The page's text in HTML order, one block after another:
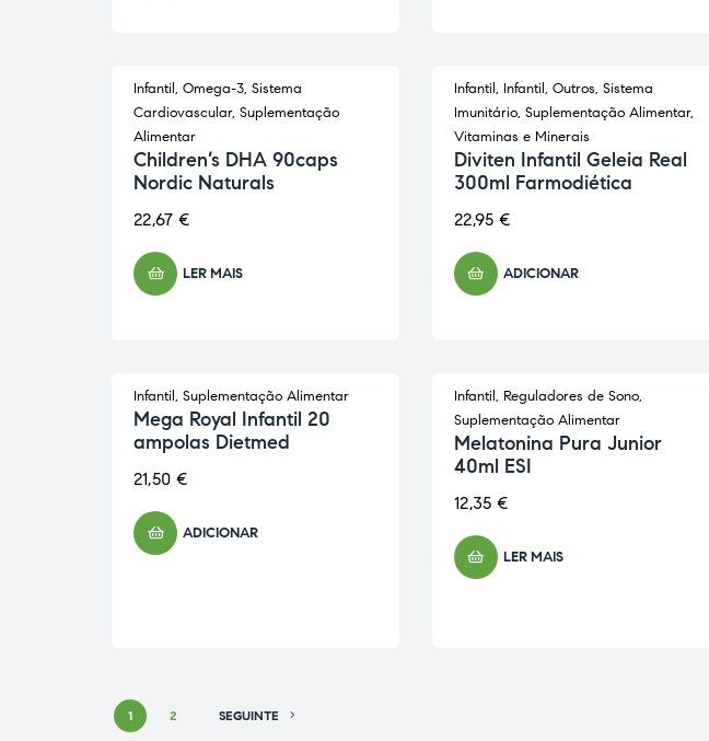
ESGOTADO
Infantil, Omega-3, Sistema
Cardiovascular, Suplementação
Alimentar
Children’s DHA 90caps
Nordic Naturals
22,67 €
LER MAIS
Infantil, Infantil, Outros, Sistema
Imunitário, Suplementação Alimentar,
Vitaminas e Minerais
Diviten Infantil Geleia Real
300ml Farmodiética
22,95 €
ADICIONAR
Infantil, Suplementação Alimentar
Mega Royal Infantil 20
ampolas Dietmed
21,50 €
ADICIONAR
ESGOTADO
Infantil, Reguladores de Sono,
Suplementação Alimentar
Melatonina Pura Junior
40ml ESI
12,35 €
LER MAIS
1 2 SEGUINTE